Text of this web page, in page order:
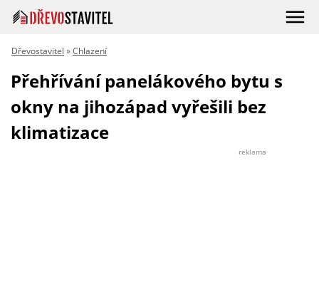
Dřevostavitel »Chlazení
Přehřívání panelákového bytu s
okny na jihozápad vyřešili bez
klimatizace
reklama